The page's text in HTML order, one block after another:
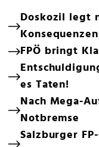
Doskozil legt
FPÖ bringt
es Taten!
Nach Mega-
Notbremse
Salzburger